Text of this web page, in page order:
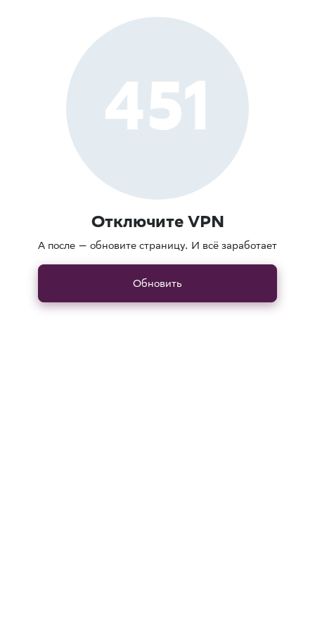
451
Отключите VPN
А после — обновите страницу. И всё заработает
Обновить